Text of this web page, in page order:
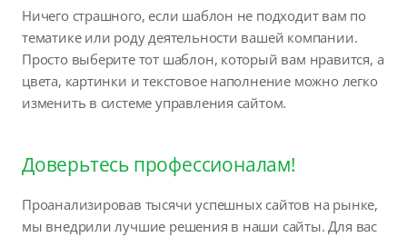
Ничего страшного, если шаблон не подходит вам по
тематике или роду деятельности вашей компании.
Просто выберите тот шаблон, который вам нравится, а
цвета, картинки и текстовое наполнение можно легко
изменить в системе управления сайтом.
Доверьтесь профессионалам!
Проанализировав тысячи успешных сайтов на рынке,
мы внедрили лучшие решения в наши сайты. Для вас